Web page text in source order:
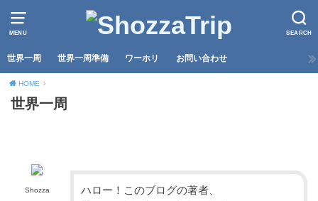
MENU SEARCH
世界一周 世界一周準備 ワーホリ お問い合わせ
HOME
世界一周
Shozza
ハロー！このブログの著者、